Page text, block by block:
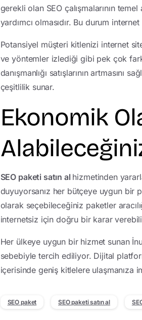
gerekli olan SEO çalışmalarının
yardımcı olmasıdır. Bu durum
Potansiyel müşteri kitlenizi internet
ve yöntemler izlediği gibi pek çok
danışmanlığı satışlarının
çeşitlilik sunar.
Ekonomik
SEO paketi satın al hizmetinden
duyuyorsanız her bütçeye uygun bir
olarak seçebileceğiniz paketler
internetsiz için doğru bir karar
Her ülkeye uygun bir hizmet sunan
sebebiyle tercih ediliyor. Dijital
içerisinde geniş kitlelere ulaşmanıza
SEO paket SEO paketi satın al